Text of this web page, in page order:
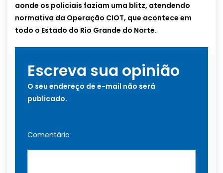
aonde os policiais faziam uma blitz, atendendo
normativa da Operação CIOT, que acontece em
todo o Estado do Rio Grande do Norte.
Escreva sua opinião
O seu endereço de e-mail não será
publicado.
Comentário